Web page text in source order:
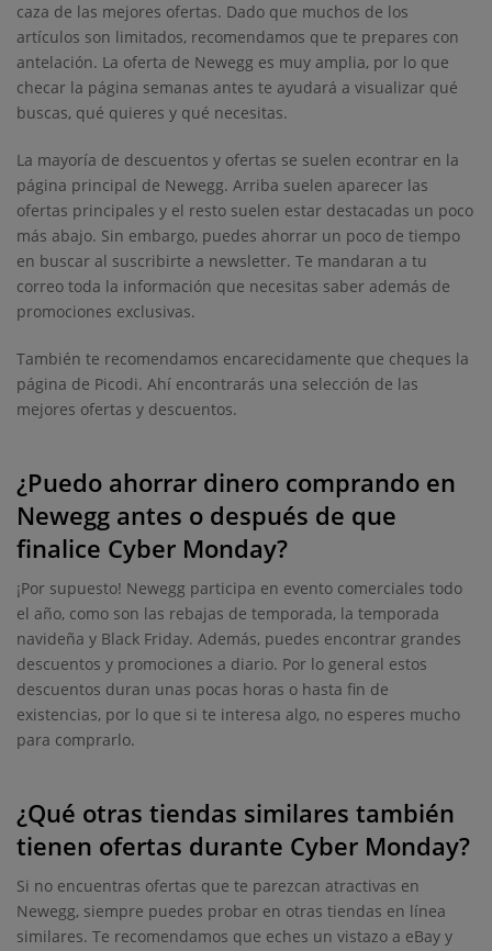
caza de las mejores ofertas. Dado que muchos de los
artículos son limitados, recomendamos que te prepares con
antelación. La oferta de Newegg es muy amplia, por lo que
checar la página semanas antes te ayudará a visualizar qué
buscas, qué quieres y qué necesitas.
La mayoría de descuentos y ofertas se suelen econtrar en la
página principal de Newegg. Arriba suelen aparecer las
ofertas principales y el resto suelen estar destacadas un poco
más abajo. Sin embargo, puedes ahorrar un poco de tiempo
en buscar al suscribirte a newsletter. Te mandaran a tu
correo toda la información que necesitas saber además de
promociones exclusivas.
También te recomendamos encarecidamente que cheques la
página de Picodi. Ahí encontrarás una selección de las
mejores ofertas y descuentos.
¿Puedo ahorrar dinero comprando en
Newegg antes o después de que
finalice Cyber Monday?
¡Por supuesto! Newegg participa en evento comerciales todo
el año, como son las rebajas de temporada, la temporada
navideña y Black Friday. Además, puedes encontrar grandes
descuentos y promociones a diario. Por lo general estos
descuentos duran unas pocas horas o hasta fin de
existencias, por lo que si te interesa algo, no esperes mucho
para comprarlo.
¿Qué otras tiendas similares también
tienen ofertas durante Cyber Monday?
Si no encuentras ofertas que te parezcan atractivas en
Newegg, siempre puedes probar en otras tiendas en línea
similares. Te recomendamos que eches un vistazo a eBay y